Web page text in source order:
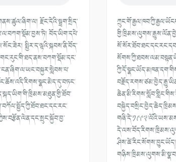
རྫོང་དེའི་སྦྲག་སྲིད་
བོད་ཡིག་དཔེ་
སྤྱིར་ད་ལྟའི་སྐབས་ནི་བོད་